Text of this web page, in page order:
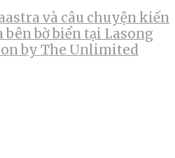
và câu chuyện kiến
bên bờ biển tại Lasong
by The Unlimited